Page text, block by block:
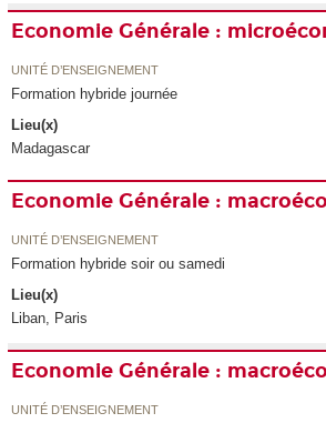
Economie Générale :
UNITÉ D’ENSEIGNEMENT
Formation hybride journée
Lieu(x)
Madagascar
Economie Générale :
UNITÉ D’ENSEIGNEMENT
Formation hybride soir ou samedi
Lieu(x)
Liban, Paris
Economie Générale :
UNITÉ D’ENSEIGNEMENT